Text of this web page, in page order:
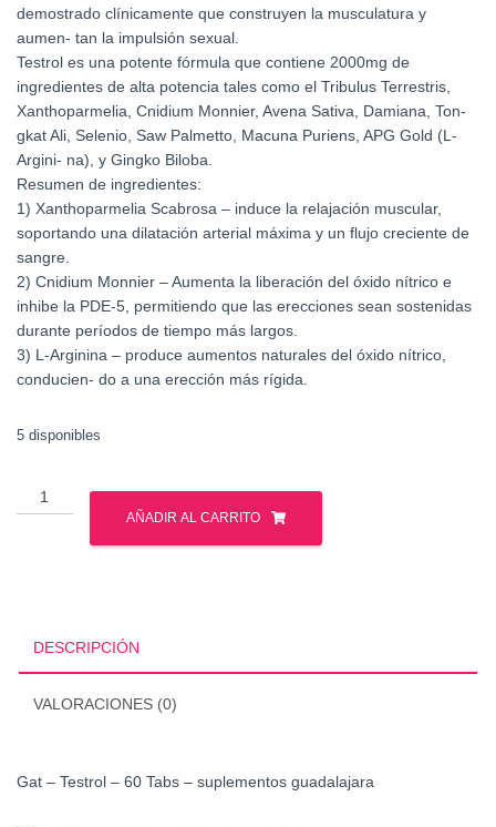
demostrado clínicamente que construyen la musculatura y
aumen- tan la impulsión sexual.
Testrol es una potente fórmula que contiene 2000mg de
ingredientes de alta potencia tales como el Tribulus Terrestris,
Xanthoparmelia, Cnidium Monnier, Avena Sativa, Damiana, Ton-
gkat Ali, Selenio, Saw Palmetto, Macuna Puriens, APG Gold (L-
Argini- na), y Gingko Biloba.
Resumen de ingredientes:
1) Xanthoparmelia Scabrosa – induce la relajación muscular,
soportando una dilatación arterial máxima y un flujo creciente de
sangre.
2) Cnidium Monnier – Aumenta la liberación del óxido nítrico e
inhibe la PDE-5, permitiendo que las erecciones sean sostenidas
durante períodos de tiempo más largos.
3) L-Arginina – produce aumentos naturales del óxido nítrico,
conducien- do a una erección más rígida.
5 disponibles
Gat
-
AÑADIR AL CARRITO
DESCRIPCIÓN
VALORACIONES (0)
Gat – Testrol – 60 Tabs – suplementos guadalajara